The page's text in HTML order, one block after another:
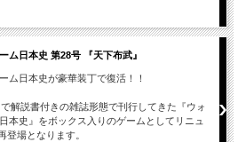
ム日本史 第28号 『天下布武』
ム日本史が豪華装丁で復活！！
解説書付きの雑誌形態で刊行してきた『ウォ
本史』をボックス入りのゲームとしてリニュ
登場となります。